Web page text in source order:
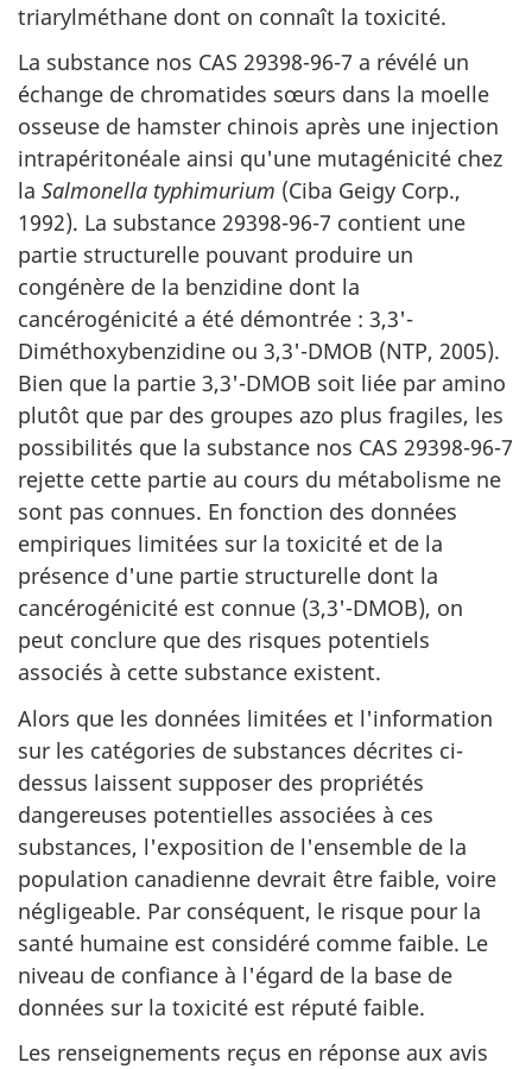
triarylméthane dont on connaît la toxicité.
La substance nos CAS 29398-96-7 a révélé un
échange de chromatides sœurs dans la moelle
osseuse de hamster chinois après une injection
intrapéritonéale ainsi qu'une mutagénicité chez
la Salmonella typhimurium (Ciba Geigy Corp.,
1992). La substance 29398-96-7 contient une
partie structurelle pouvant produire un
congénère de la benzidine dont la
cancérogénicité a été démontrée : 3,3'-
Diméthoxybenzidine ou 3,3'-DMOB (NTP, 2005).
Bien que la partie 3,3'-DMOB soit liée par amino
plutôt que par des groupes azo plus fragiles, les
possibilités que la substance nos CAS 29398-96-7
rejette cette partie au cours du métabolisme ne
sont pas connues. En fonction des données
empiriques limitées sur la toxicité et de la
présence d'une partie structurelle dont la
cancérogénicité est connue (3,3'-DMOB), on
peut conclure que des risques potentiels
associés à cette substance existent.
Alors que les données limitées et l'information
sur les catégories de substances décrites ci-
dessus laissent supposer des propriétés
dangereuses potentielles associées à ces
substances, l'exposition de l'ensemble de la
population canadienne devrait être faible, voire
négligeable. Par conséquent, le risque pour la
santé humaine est considéré comme faible. Le
niveau de confiance à l'égard de la base de
données sur la toxicité est réputé faible.
Les renseignements reçus en réponse aux avis